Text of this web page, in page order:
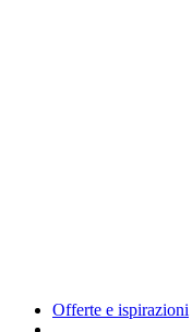
Offerte e ispirazioni